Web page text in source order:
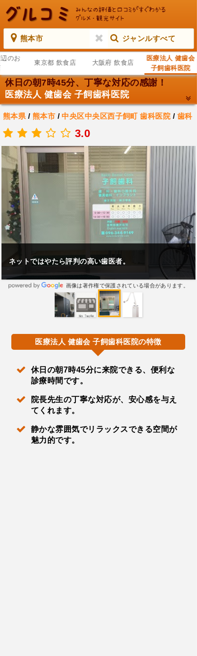
熊本市 ジャンルすべて
のお
東京都 飲食店 大阪府 飲食店
医療法人 健歯会
子飼歯科医院
休日の朝7時45分、丁寧な対応の感謝！
医療法人 健歯会 子飼歯科医院
熊本県 / 熊本市 /中央区中央区西子飼町 歯科医院/ 歯科
.
3.0
丁寧な対応をして頂き、ありがとうございました。
画像は著作権で保護されている場合があります。
医療法人 健歯会 子飼歯科医院の特徴
休日の朝7時45分に来院できる、便利な
診療時間です。
院長先生の丁寧な対応が、安心感を与え
てくれます。
静かな雰囲気でリラックスできる空間が
魅力的です。